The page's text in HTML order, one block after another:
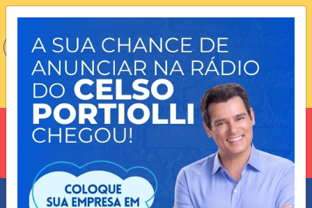
VOCÊ ESTÁ EM:90.3 SÃO JOSÉ DOS CAMPOS/SP
OUVIR AGORA